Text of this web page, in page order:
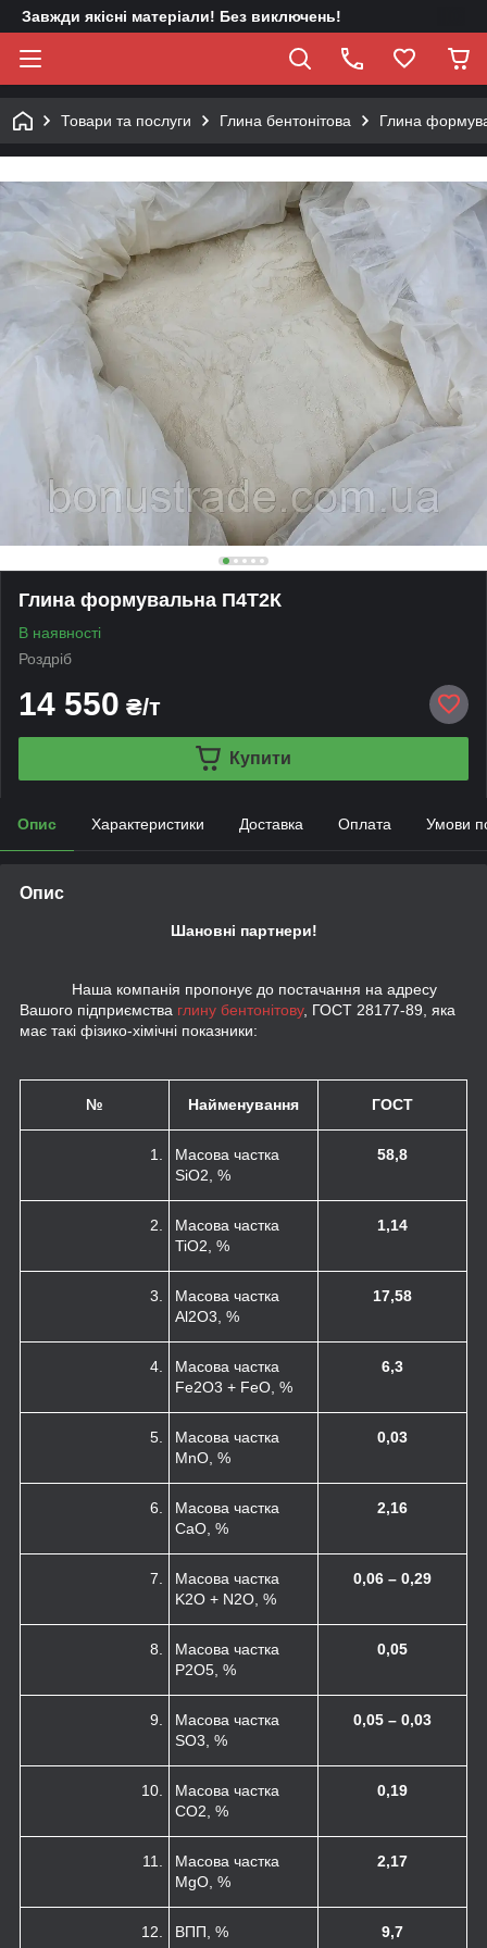
Завжди якісні матеріали! Без виключень!
Товари та послуги Глина бентонітова Глина
Глина формувальна П4Т2К
В наявності
Роздріб
14 550 ₴/т
Купити
Опис Характеристики Доставка Оплата Умови
Опис
Шановні партнери!
Наша компанія пропонує до постачання на адресу
Вашого підприємства глину бентонітову, ГОСТ 28177-89, яка
має такі фізико-хімічні показники:
№ Найменування ГОСТ
1.
Масова частка
SiO2 , %
58,8
2.
Масова частка
TiO2 , %
1,14
3.
Масова частка
Al2O3 , %
17,58
4.
Масова частка
Fe2O3 + FeO, %
6,3
5.
Масова частка
MnO, %
0,03
6.
Масова частка
CaO, %
2,16
7.
Масова частка
K2O + N2O, %
0,06 – 0,29
8.
Масова частка
P2O5 , %
0,05
9.
Масова частка
SO3 , %
0,05 – 0,03
10.
Масова частка
CO2 , %
0,19
11.
Масова частка
MgO, %
2,17
12. ВПП, % 9,7